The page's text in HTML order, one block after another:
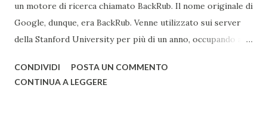
un motore di ricerca chiamato BackRub. Il nome originale di
Google, dunque, era BackRub. Venne utilizzato sui server
della Stanford University per più di un anno, occupando alla
all'università. Una pagina del fratello maggiore di Google è
CONDIVIDI
POSTA UN COMMENTO
CONTINUA A LEGGERE